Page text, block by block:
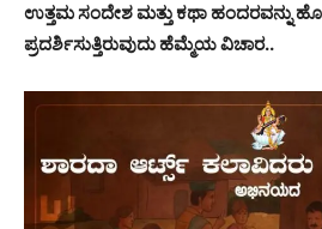
ಉತ್ತಮ ಸಂದೇಶ ಮತ್ತು ಕಥಾ ಹಂದರವನ್ನು
ಪ್ರದರ್ಶಿಸುತ್ತಿರುವುದು ಹೆಮ್ಮೆಯ ವಿಚಾರ..